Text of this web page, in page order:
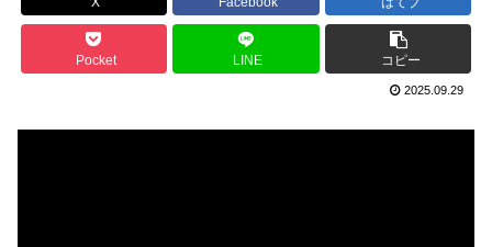
Pocket LINE コピー
2025.09.29